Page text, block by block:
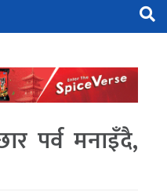
पर्व मनाइँदै,